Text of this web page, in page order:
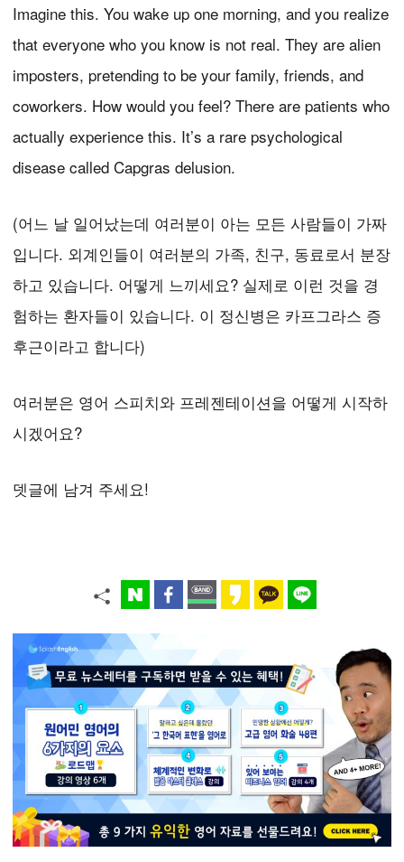
Imagine this. You wake up one morning, and you realize
that everyone who you know is not real. They are alien
imposters, pretending to be your family, friends, and
coworkers. How would you feel? There are patients who
actually experience this. It’s a rare psychological
disease called Capgras delusion.
(어느 날 일어났는데 여러분이 아는 모든 사람들이 가짜
입니다. 외계인들이 여러분의 가족, 친구, 동료로서 분장
하고 있습니다. 어떻게 느끼세요? 실제로 이런 것을 경
험하는 환자들이 있습니다. 이 정신병은 카프그라스 증
후근이라고 합니다)
여러분은 영어 스피치와 프레젠테이션을 어떻게 시작하
시겠어요?
뎃글에 남겨 주세요!